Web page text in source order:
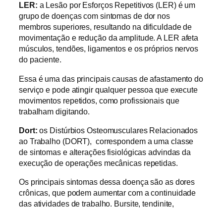
LER: a Lesão por Esforços Repetitivos (LER) é um
grupo de doenças com sintomas de dor nos
membros superiores, resultando na dificuldade de
movimentação e redução da amplitude. A LER afeta
músculos, tendões, ligamentos e os próprios nervos
do paciente.
Essa é uma das principais causas de afastamento do
serviço e pode atingir qualquer pessoa que execute
movimentos repetidos, como profissionais que
trabalham digitando.
Dort: os Distúrbios Osteomusculares Relacionados
ao Trabalho (DORT), correspondem a uma classe
de sintomas e alterações fisiológicas advindas da
execução de operações mecânicas repetidas.
Os principais sintomas dessa doença são as dores
crônicas, que podem aumentar com a continuidade
das atividades de trabalho. Bursite, tendinite,